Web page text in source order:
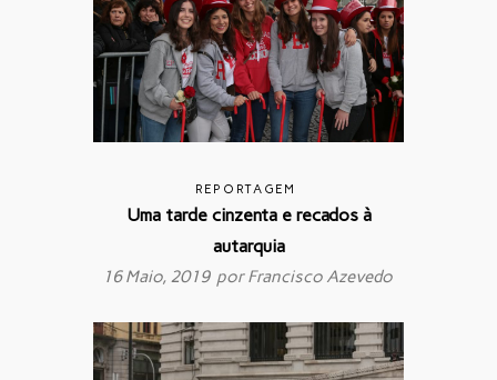
REPORTAGEM
Uma tarde cinzenta e recados à
autarquia
16 Maio, 2019 porFrancisco Azevedo